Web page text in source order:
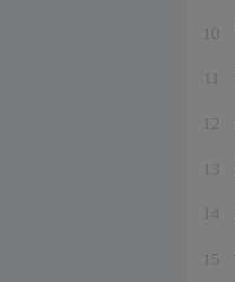
10
12
13
14
15